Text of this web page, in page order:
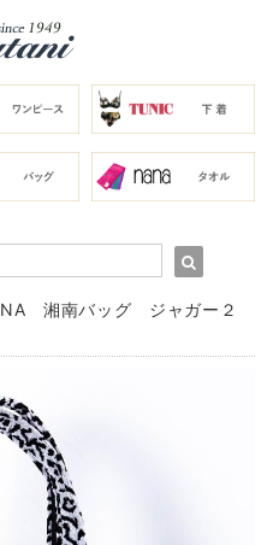
湘南バッグ ジャガー２